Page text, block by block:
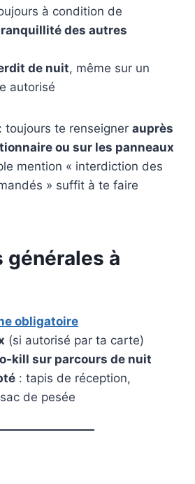
à condition de
des autres
de nuit, même sur un
autorisé
: toujours te renseigner auprès
ou sur les panneaux
mention « interdiction des
» suffit à te faire
générales à
obligatoire
(si autorisé par ta carte)
kill sur parcours de nuit
: tapis de réception,
de pesée